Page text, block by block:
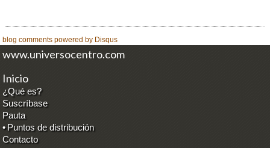
blog comments powered by Disqus
www.universocentro.com
Inicio
¿Qué es?
Suscríbase
Pauta
• Puntos de distribución
Contacto